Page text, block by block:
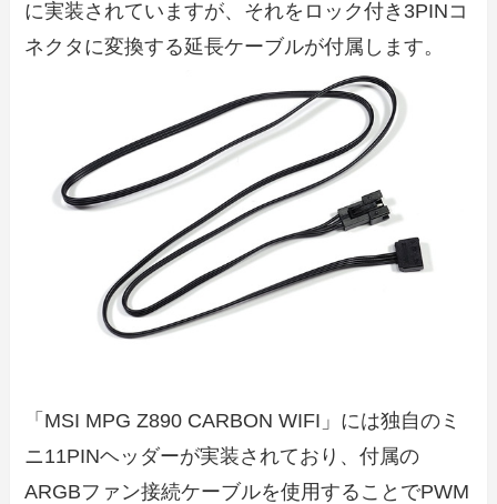
に実装されていますが、それをロック付き3PINコ
ネクタに変換する延長ケーブルが付属します。
「MSI MPG Z890 CARBON WIFI」には独自のミ
ニ11PINヘッダーが実装されており、付属の
ARGBファン接続ケーブルを使用することでPWM